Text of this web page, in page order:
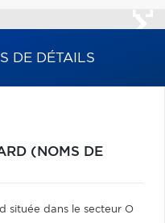
DE DÉTAILS
(NOMS DE
située dans le secteur O